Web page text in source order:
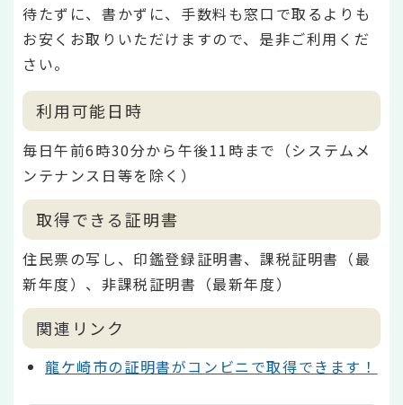
待たずに、書かずに、手数料も窓口で取るよりも
お安くお取りいただけますので、是非ご利用くだ
さい。
利用可能日時
毎日午前6時30分から午後11時まで（システムメ
ンテナンス日等を除く）
取得できる証明書
住民票の写し、印鑑登録証明書、課税証明書（最
新年度）、非課税証明書（最新年度）
関連リンク
龍ケ崎市の証明書がコンビニで取得できます！